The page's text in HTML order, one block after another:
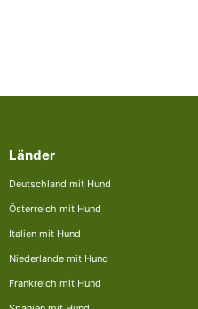
Länder
Deutschland mit Hund
Österreich mit Hund
Italien mit Hund
Niederlande mit Hund
Frankreich mit Hund